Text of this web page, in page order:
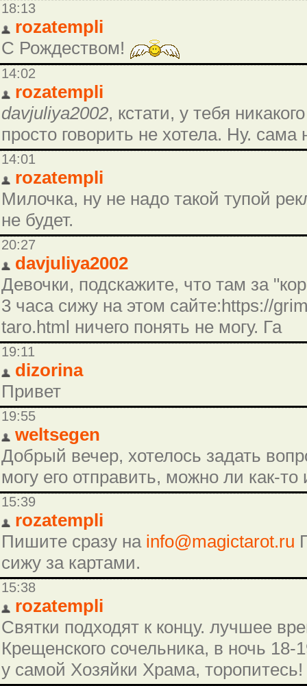
18:13
rozatempli
С Рождеством!
14:02
rozatempli
davjuliya2002, кстати, у тебя
просто говорить не хотела. Ну. сама
14:01
rozatempli
Милочка, ну не надо такой тупой
не будет.
20:27
davjuliya2002
Девочки, подскажите, что там за
3 часа сижу на этом сайте:https://
taro.html ничего понять не могу. Га
19:11
dizorina
Привет
19:55
weltsegen
Добрый вечер, хотелось задать
могу его отправить, можно ли как-
15:39
rozatempli
Пишите сразу на info@magictarot.ru
сижу за картами.
15:38
rozatempli
Святки подходят к концу. лучшее
Крещенского сочельника, в ночь 18-
у самой Хозяйки Храма, торопитесь!